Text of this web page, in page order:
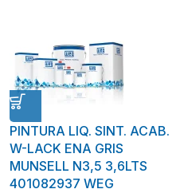
PINTURA LIQ. SINT. ACAB.
W-LACK ENA GRIS
MUNSELL N3,5 3,6LTS
401082937 WEG